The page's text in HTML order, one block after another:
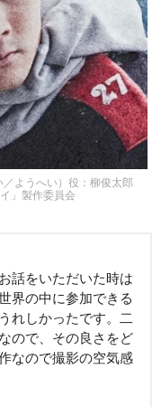
ようへい）役：柳俊太郎
」製作委員会
話をいただいた時は
界の中に参加できる
れしかったです。二
ので、その良さをど
なので撮影の空気感